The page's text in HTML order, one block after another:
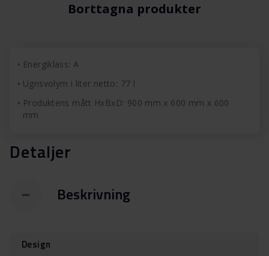
Borttagna produkter
Energiklass: A
Ugnsvolym i liter netto: 77 l
Produktens mått HxBxD: 900 mm x 600 mm x 600
mm
Detaljer
Beskrivning
Design